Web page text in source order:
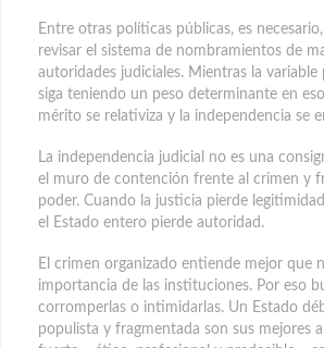
Entre otras políticas públicas, es
revisar el sistema de nombramientos de
autoridades judiciales. Mientras la
siga teniendo un peso determinante en
mérito se relativiza y la independencia se
La independencia judicial no es una
el muro de contención frente al crimen y
poder. Cuando la justicia pierde
el Estado entero pierde autoridad.
El crimen organizado entiende mejor que
importancia de las instituciones. Por eso
corromperlas o intimidarlas. Un Estado
populista y fragmentada son sus mejores